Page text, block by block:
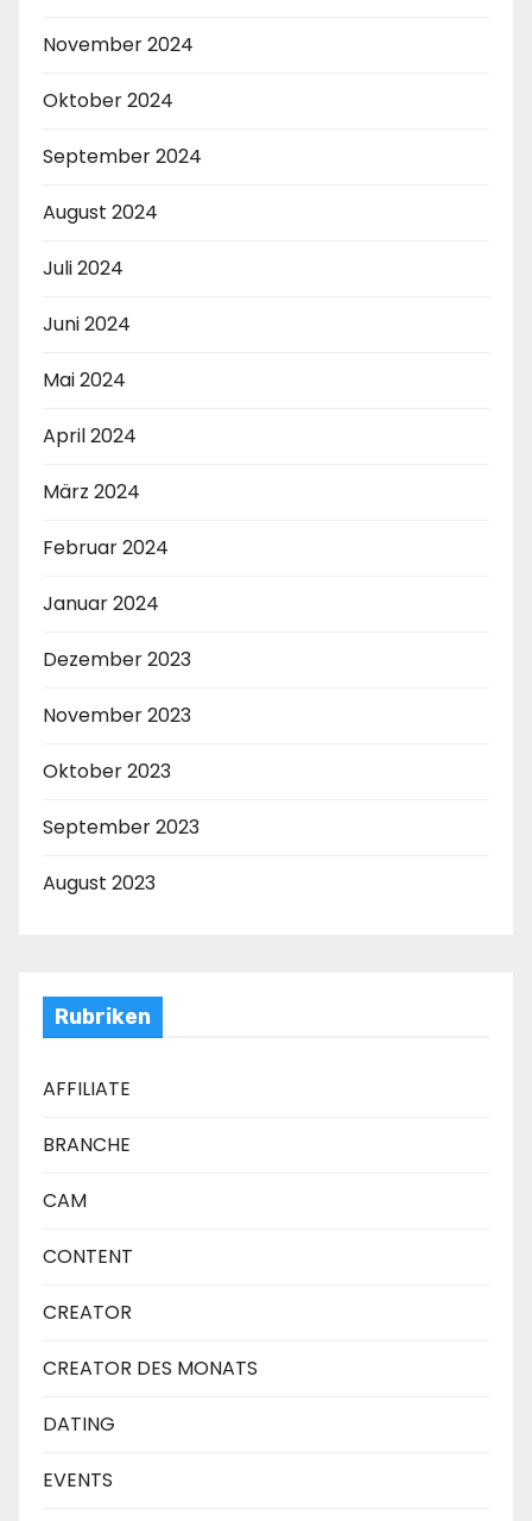
November 2024
Oktober 2024
September 2024
August 2024
Juli 2024
Juni 2024
Mai 2024
April 2024
März 2024
Februar 2024
Januar 2024
Dezember 2023
November 2023
Oktober 2023
September 2023
August 2023
Rubriken
AFFILIATE
BRANCHE
CAM
CONTENT
CREATOR
CREATOR DES MONATS
DATING
EVENTS